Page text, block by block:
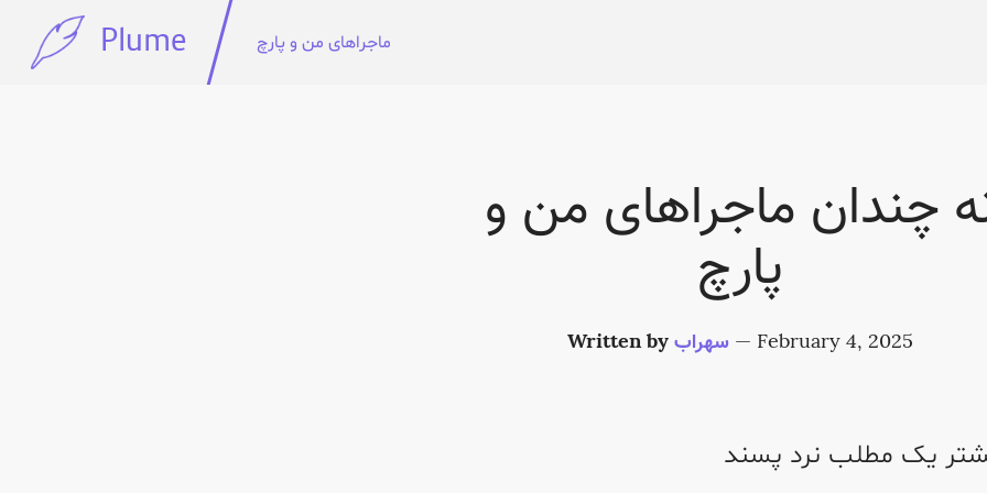
Plume ماجرا‌های من و پارچ
چندان ماجراهای من و
پارچ
Written byسهراب — February 4, 2025
یک مطلب نرد پسند